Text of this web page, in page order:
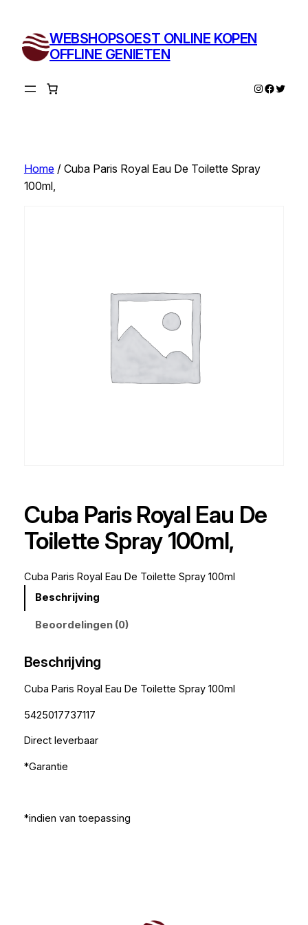
inhoud
WEBSHOPSOEST ONLINE KOPEN
OFFLINE GENIETEN
Instagram
Twitter
Home/ Cuba Paris Royal Eau De Toilette Spray
100ml,
Cuba Paris Royal Eau De
Toilette Spray 100ml,
Cuba Paris Royal Eau De Toilette Spray 100ml
Beschrijving
Beoordelingen (0)
Beschrijving
Cuba Paris Royal Eau De Toilette Spray 100ml
5425017737117
Direct leverbaar
*Garantie
*indien van toepassing